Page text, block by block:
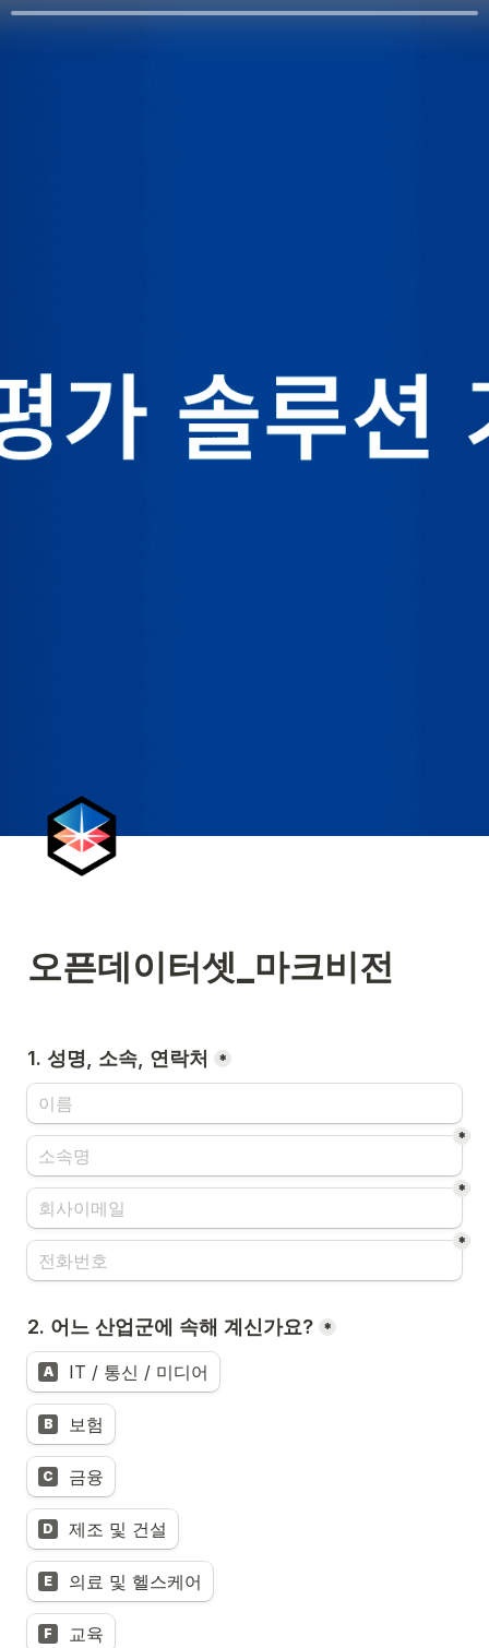
오픈데이터셋_마크비전
1. 성명, 소속, 연락처 *
*
*
*
2. 어느 산업군에 속해 계신가요? *
A IT / 통신 / 미디어
B 보험
C 금융
D 제조 및 건설
E 의료 및 헬스케어
F 교육